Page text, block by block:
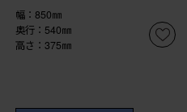
幅：850㎜
奥行：540㎜
高さ：375㎜